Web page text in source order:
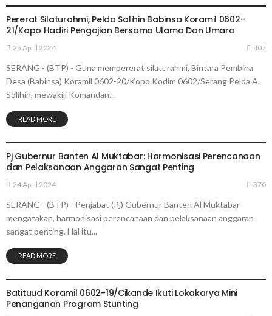
Pererat Silaturahmi, Pelda Solihin Babinsa Koramil 0602-
21/Kopo Hadiri Pengajian Bersama Ulama Dan Umaro
25 April 2024 407
SERANG - (BTP) - Guna mempererat silaturahmi, Bintara Pembina
Desa (Babinsa) Koramil 0602-20/Kopo Kodim 0602/Serang Pelda A.
Solihin, mewakili Komandan...
READ MORE
Pj Gubernur Banten Al Muktabar: Harmonisasi Perencanaan
dan Pelaksanaan Anggaran Sangat Penting
24 April 2024 370
SERANG - (BTP) - Penjabat (Pj) Gubernur Banten Al Muktabar
mengatakan, harmonisasi perencanaan dan pelaksanaan anggaran
sangat penting. Hal itu...
READ MORE
Batituud Koramil 0602-19/Cikande Ikuti Lokakarya Mini
Penanganan Program Stunting